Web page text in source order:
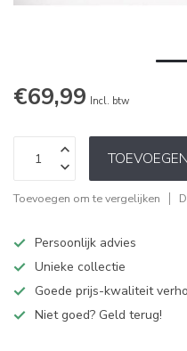
€69,99 Incl. btw
Toevoegen om te vergelijken
Persoonlijk advies
Unieke collectie
Goede prijs-kwaliteit
Niet goed? Geld terug!